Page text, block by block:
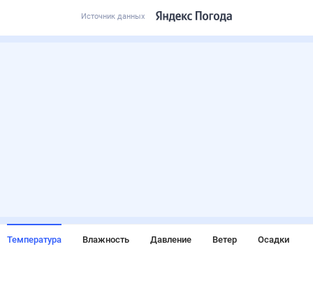
Источник данных
Температура Влажность Давление Ветер Осадки